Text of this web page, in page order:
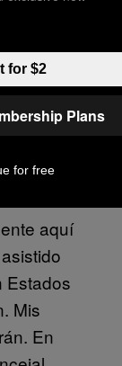
aquí
Estados
Mis
En
for $2
Plans
for free